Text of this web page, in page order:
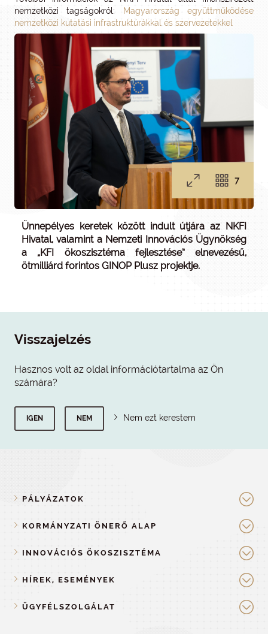
nemzetközi tagságokról:
Magyarország együttműködése
nemzetközi kutatási infrastruktúrákkal és szervezetekkel
7
Ünnepélyes keretek között indult útjára az NKFI
Hivatal, valamint a Nemzeti Innovációs Ügynökség
a „KFI ökoszisztéma fejlesztése” elnevezésű,
ötmilliárd forintos GINOP Plusz projektje.
Visszajelzés
Hasznos volt az oldal információtartalma az Ön
számára?
IGEN NEM Nem ezt kerestem
PÁLYÁZATOK
KORMÁNYZATI ÖNERŐ ALAP
INNOVÁCIÓS ÖKOSZISZTÉMA
HÍREK, ESEMÉNYEK
ÜGYFÉLSZOLGÁLAT